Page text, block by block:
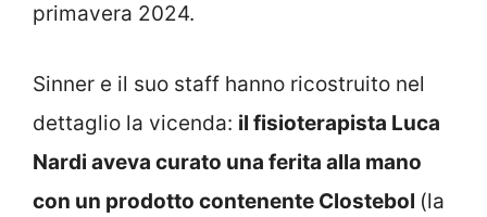
primavera 2024.
Sinner e il suo staff hanno ricostruito nel
dettaglio la vicenda: il fisioterapista Luca
Nardi aveva curato una ferita alla mano
con un prodotto contenente Clostebol (la